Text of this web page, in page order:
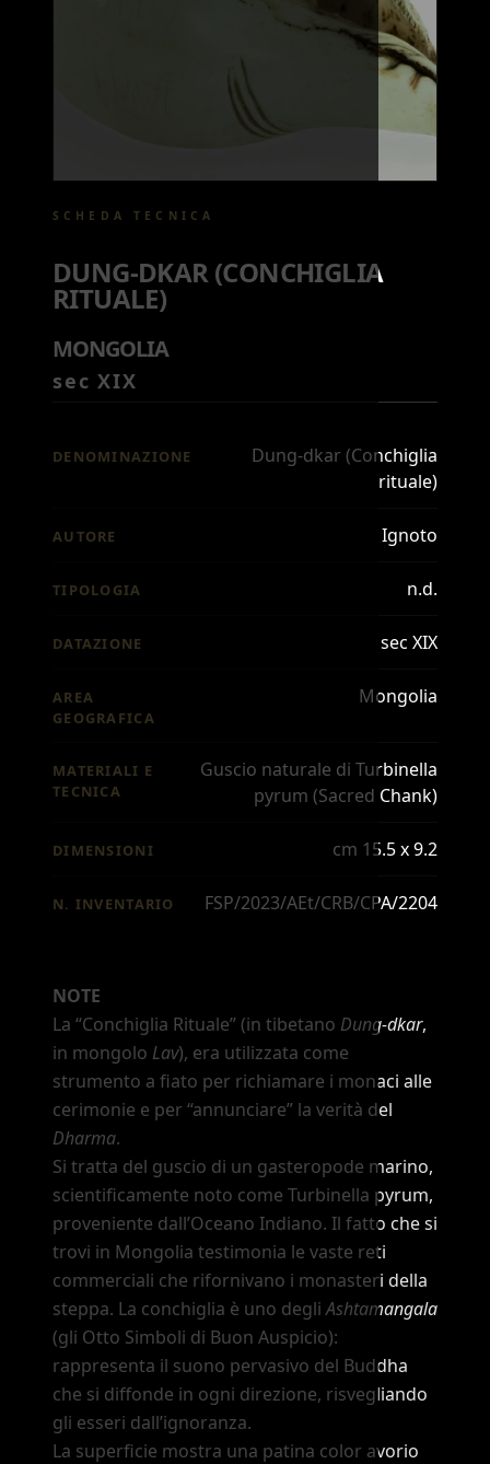
SCHEDA TECNICA
DUNG-DKAR (CONCHIGLIA
RITUALE)
MONGOLIA
sec XIX
DENOMINAZIONE
Dung-dkar (Conchiglia
rituale)
AUTORE Ignoto
TIPOLOGIA n.d.
DATAZIONE sec XIX
AREA
GEOGRAFICA
Mongolia
MATERIALI E
TECNICA
Guscio naturale di Turbinella
pyrum (Sacred Chank)
DIMENSIONI cm 15.5 x 9.2
N. INVENTARIO FSP/2023/AEt/CRB/CPA/2204
NOTE
La “Conchiglia Rituale” (in tibetano Dung-dkar,
in mongolo Lav), era utilizzata come
strumento a fiato per richiamare i monaci alle
cerimonie e per “annunciare” la verità del
Dharma.
Si tratta del guscio di un gasteropode marino,
scientificamente noto come Turbinella pyrum,
proveniente dall’Oceano Indiano. Il fatto che si
trovi in Mongolia testimonia le vaste reti
commerciali che rifornivano i monasteri della
steppa. La conchiglia è uno degliAshtamangala
(gli Otto Simboli di Buon Auspicio):
rappresenta il suono pervasivo del Buddha
che si diffonde in ogni direzione, risvegliando
gli esseri dall’ignoranza.
La superficie mostra una patina color avorio